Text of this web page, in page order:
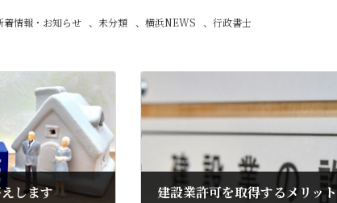
着情報・お知らせ 、未分類 、 横浜NEWS 、行政書士
します 建設業許可を取得するメリット